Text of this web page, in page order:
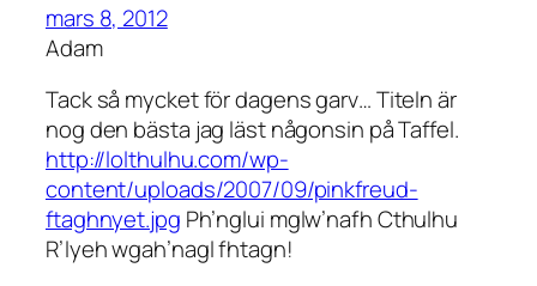
mars 8, 2012
Adam
Tack så mycket för dagens garv… Titeln är
nog den bästa jag läst någonsin på Taffel.
http://lolthulhu.com/wp-
content/uploads/2007/09/pinkfreud-
ftaghnyet.jpg Ph’nglui mglw’nafh Cthulhu
R’lyeh wgah’nagl fhtagn!